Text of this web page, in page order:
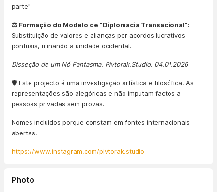
parte".
⚖️ Formação do Modelo de "Diplomacia Transacional":
Substituição de valores e alianças por acordos lucrativos
pontuais, minando a unidade ocidental.
Disseção de um Nó Fantasma. Pivtorak.Studio. 04.01.2026
🛡️ Este projecto é uma investigação artística e filosófica. As
representações são alegóricas e não imputam factos a
pessoas privadas sem provas.
Nomes incluídos porque constam em fontes internacionais
abertas.
https://www.instagram.com/pivtorak.studio
Photo